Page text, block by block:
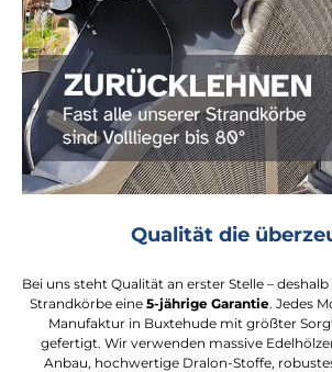
Qualität die
Bei uns steht Qualität an erster Stelle –
Strandkörbe eine 5-jährige Garantie. Jedes
Manufaktur in Buxtehude mit größter
gefertigt. Wir verwenden massive
Anbau, hochwertige Dralon-Stoffe,